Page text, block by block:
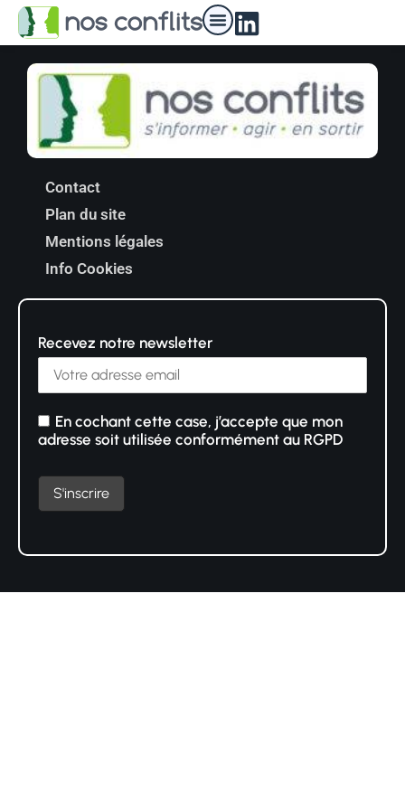
Contact
Plan du site
Mentions légales
Info Cookies
Recevez notre newsletter
En cochant cette case, j’accepte que mon
adresse soit utilisée conformément au RGPD